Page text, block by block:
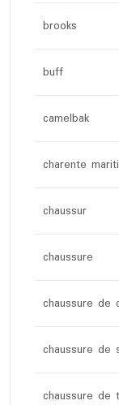
brooks
buff
camelbak
charente
chaussur
chaussure
chaussure de
chaussure de
chaussure de